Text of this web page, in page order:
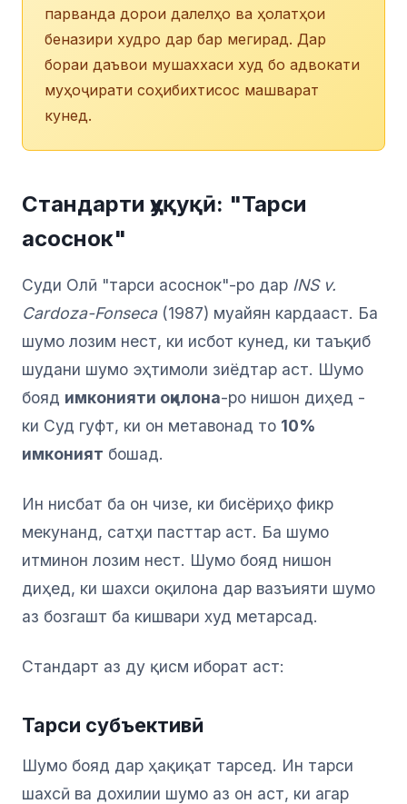
парванда дорои далелҳо ва ҳолатҳои
беназири худро дар бар мегирад. Дар
бораи даъвои мушаххаси худ бо адвокати
муҳоҷирати соҳибихтисос машварат
кунед.
Стандарти ҳуқуқӣ: "Тарси
асоснок"
Суди Олӣ "тарси асоснок"-ро дар INS v.
Cardoza-Fonseca(1987) муайян кардааст. Ба
шумо лозим нест, ки исбот кунед, ки таъқиб
шудани шумо эҳтимоли зиёдтар аст. Шумо
бояд имконияти оқилона-ро нишон диҳед -
ки Суд гуфт, ки он метавонад то 10%
имконият бошад.
Ин нисбат ба он чизе, ки бисёриҳо фикр
мекунанд, сатҳи пасттар аст. Ба шумо
итминон лозим нест. Шумо бояд нишон
диҳед, ки шахси оқилона дар вазъияти шумо
аз бозгашт ба кишвари худ метарсад.
Стандарт аз ду қисм иборат аст:
Тарси субъективӣ
Шумо бояд дар ҳақиқат тарсед. Ин тарси
шахсӣ ва дохилии шумо аз он аст, ки агар